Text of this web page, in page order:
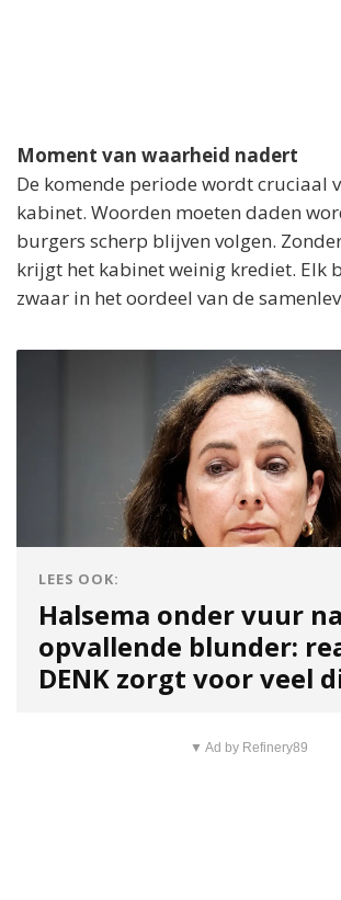
Moment van waarheid nadert
De komende periode wordt cruciaal
kabinet. Woorden moeten daden
burgers scherp blijven volgen.
krijgt het kabinet weinig krediet. Elk
zwaar in het oordeel van de
LEES OOK:
Halsema onder vuur na
opvallende blunder:
DENK zorgt voor veel
▼ Ad by Refinery89